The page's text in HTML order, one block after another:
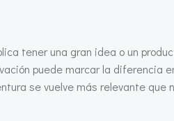
tener una gran idea o un
puede marcar la diferencia
se vuelve más relevante que